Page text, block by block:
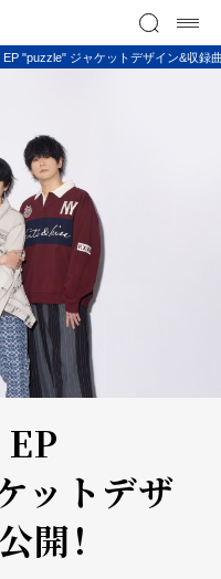
EP "puzzle" ジャケットデザイン&収録
ットデザ
開！